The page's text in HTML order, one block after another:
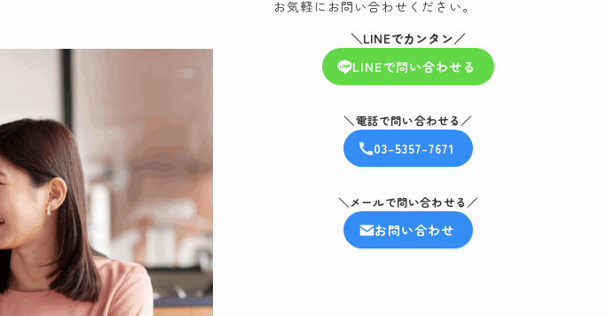
お気軽にお問い合わせください。
＼LINEでカンタン／
LINEで問い合わせる
＼電話で問い合わせる／
03-5357-7671
＼メールで問い合わせる／
お問い合わせ